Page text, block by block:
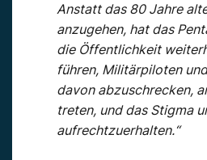
Anstatt das 80 Jahre
anzugehen, hat das
die Öffentlichkeit
führen, Militärpiloten
davon abzuschrecken,
treten, und das Stigma
aufrechtzuerhalten.“